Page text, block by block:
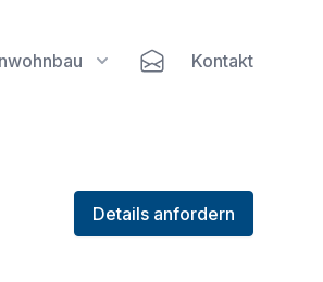
Kontakt
Details anfordern